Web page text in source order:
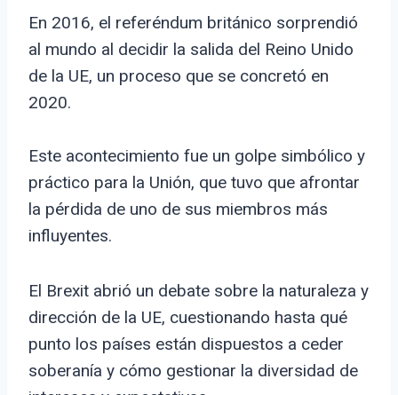
En 2016, el referéndum británico sorprendió
al mundo al decidir la salida del Reino Unido
de la UE, un proceso que se concretó en
2020.
Este acontecimiento fue un golpe simbólico y
práctico para la Unión, que tuvo que afrontar
la pérdida de uno de sus miembros más
influyentes.
El Brexit abrió un debate sobre la naturaleza y
dirección de la UE, cuestionando hasta qué
punto los países están dispuestos a ceder
soberanía y cómo gestionar la diversidad de